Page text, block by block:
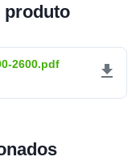
produto
2600.pdf